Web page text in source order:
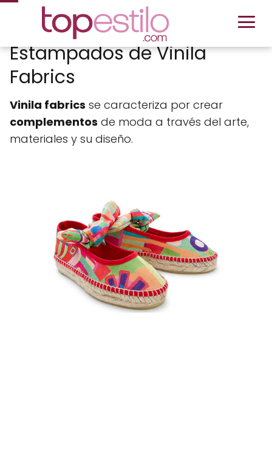
Estampados de Vinila
Fabrics
Vinila fabrics se caracteriza por crear
complementos de moda a través del arte,
materiales y su diseño.